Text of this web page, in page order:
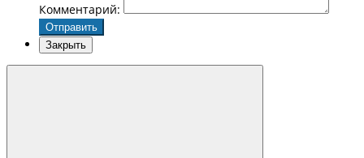
Комментарий:
Отправить
Закрыть